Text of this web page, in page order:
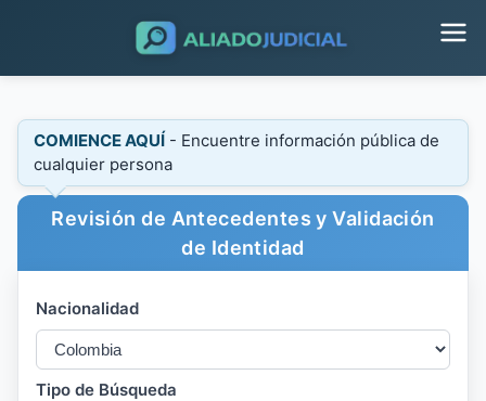
COMIENCE AQUÍ - Encuentre información pública de
cualquier persona
Revisión de Antecedentes y Validación
de Identidad
Nacionalidad
Tipo de Búsqueda